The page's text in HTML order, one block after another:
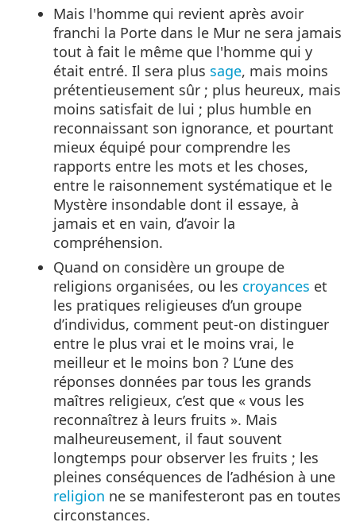
Mais l'homme qui revient après avoir
franchi la Porte dans le Mur ne sera jamais
tout à fait le même que l'homme qui y
était entré. Il sera plus sage, mais moins
prétentieusement sûr ; plus heureux, mais
moins satisfait de lui ; plus humble en
reconnaissant son ignorance, et pourtant
mieux équipé pour comprendre les
rapports entre les mots et les choses,
entre le raisonnement systématique et le
Mystère insondable dont il essaye, à
jamais et en vain, d’avoir la
compréhension.
Quand on considère un groupe de
religions organisées, ou les croyances et
les pratiques religieuses d’un groupe
d’individus, comment peut-on distinguer
entre le plus vrai et le moins vrai, le
meilleur et le moins bon ? L’une des
réponses données par tous les grands
maîtres religieux, c’est que « vous les
reconnaîtrez à leurs fruits ». Mais
malheureusement, il faut souvent
longtemps pour observer les fruits ; les
pleines conséquences de l’adhésion à une
religion ne se manifesteront pas en toutes
circonstances.